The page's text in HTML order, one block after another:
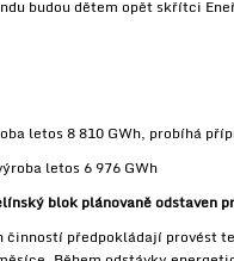
budou dětem opět skřítci
letos 8 810 GWh, probíhá
letos 6 976 GWh
blok plánovaně odstaven
činností předpokládají provést